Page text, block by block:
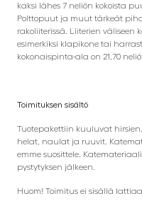
kaksi lähes 7 neliön kokoista
Polttopuut ja muut tärkeät
rakoliiterissä. Liiterien
esimerkiksi klapikone tai
kokonaispinta-ala on 21,70
Toimituksen sisältö
Tuotepakettiin kuuluvat
helat, naulat ja ruuvit.
emme suosittele.
pystytyksen jälkeen.
Huom! Toimitus ei sisällä lattiaa.